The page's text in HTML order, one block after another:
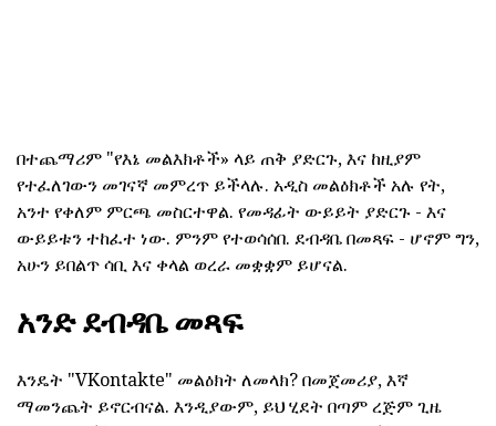
በተጨማሪም "የእኔ መልእክቶች» ላይ ጠቅ ያድርጉ, እና ከዚያም
የተፈለገውን መገናኛ መምረጥ ይችላሉ. አዲስ መልዕክቶች አሉ የት,
አንተ የቀለም ምርጫ መስርተዋል. የመዳፊት ውይይት ያድርጉ - እና
ውይይቱን ተከፈተ ነው. ምንም የተወሳሰበ. ደብዳቤ በመጻፍ - ሆኖም ግን,
አሁን ይበልጥ ሳቢ እና ቀላል ወረራ መቋቋም ይሆናል.
አንድ ደብዳቤ መጻፍ
እንዴት "VKontakte" መልዕክት ለመላክ? በመጀመሪያ, እኛ
ማመንጨት ይኖርብናል. እንዲያውም, ይህ ሂደት በጣም ረጅም ጊዜ